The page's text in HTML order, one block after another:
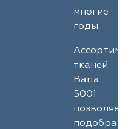
многие
годы.
тканей
Baria
5001
позволяет
подобрать